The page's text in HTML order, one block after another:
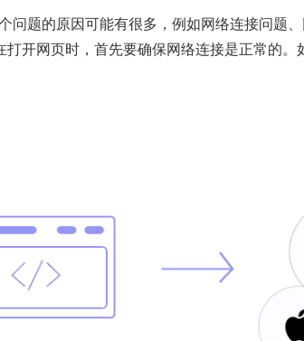
问题的原因可能有很多，例如网络连接问题
打开网页时，首先要确保网络连接是正常的。